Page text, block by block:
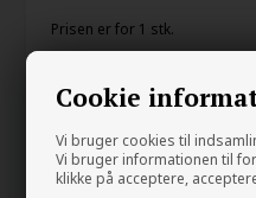
Cookie
Vi bruger cookies til
Vi bruger informationen til
klikke på acceptere,
Prisen er for 1 stk.
Din sikkerhet
På lager
Trygg E-handel